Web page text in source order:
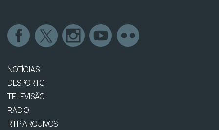
NOTÍCIAS
DESPORTO
TELEVISÃO
RÁDIO
RTP ARQUIVOS